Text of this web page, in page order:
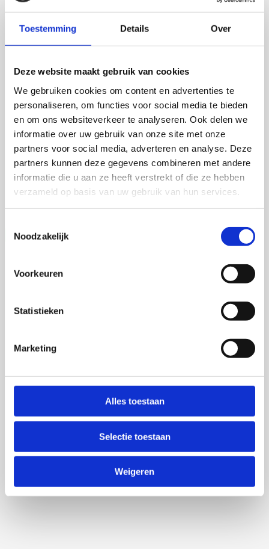
Toestemming Details Over
Deze website maakt gebruik van cookies
We gebruiken cookies om content en advertenties te
personaliseren, om functies voor social media te bieden
en om ons websiteverkeer te analyseren. Ook delen we
informatie over uw gebruik van onze site met onze
partners voor social media, adverteren en analyse. Deze
partners kunnen deze gegevens combineren met andere
informatie die u aan ze heeft verstrekt of die ze hebben
verzameld op basis van uw gebruik van hun services.
Noodzakelijk
Voorkeuren
Statistieken
Marketing
Alles toestaan
Selectie toestaan
Weigeren
Martijn de Roij
Auxin Response Factor Proteolysis
2 september 2026
Martijn de Roij
Wageningen University
Open Ebook